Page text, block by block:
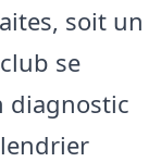
soit un
se
diagnostic